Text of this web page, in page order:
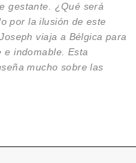
gestante. ¿Qué será
por la ilusión de este
viaja a Bélgica para
indomable. Esta
mucho sobre las